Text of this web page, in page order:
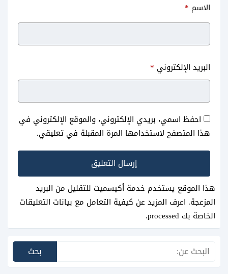
الاسم *
البريد الإلكتروني *
احفظ اسمي، بريدي الإلكتروني، والموقع الإلكتروني في
هذا المتصفح لاستخدامها المرة المقبلة في تعليقي.
هذا الموقع يستخدم خدمة أكيسميت للتقليل من البريد
المزعجة. اعرف المزيد عن كيفية التعامل مع بيانات التعليقات
الخاصة بك processed
.